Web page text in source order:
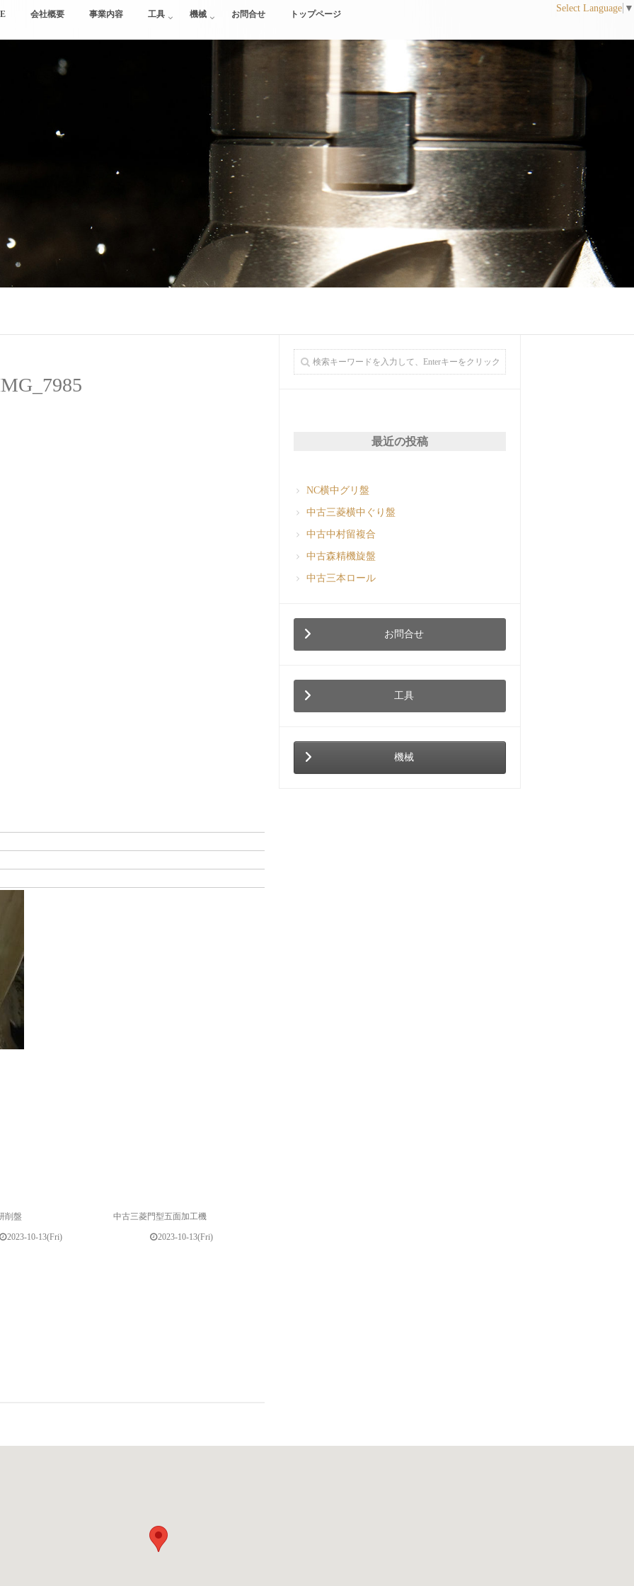
会社概要 事業内容 工具 機械 お問合せ トップページ
Select Language ▼
削盤
2023-10-13(Fri)
中古三菱門型五面加工機
2023-10-13(Fri)
最近の投稿
NC横中グリ盤
中古三菱横中ぐり盤
中古中村留複合
中古森精機旋盤
中古三本ロール
お問合せ
工具
機械